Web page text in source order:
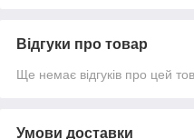
Відгуки про товар
Ще немає відгуків про цей
Умови доставки